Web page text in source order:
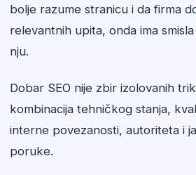
bolje razume stranicu i da firma
relevantnih upita, onda ima
nju.
Dobar SEO nije zbir izolovanih
kombinacija tehničkog stanja,
interne povezanosti, autoriteta i
poruke.